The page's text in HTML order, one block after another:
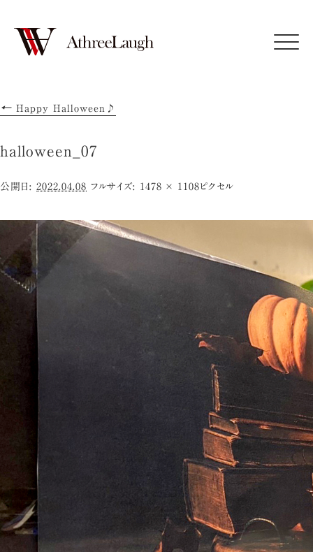
Click
← Happy Halloween♪
halloween_07
公開日: 2022.04.08 フルサイズ: 1478 × 1108ピクセル